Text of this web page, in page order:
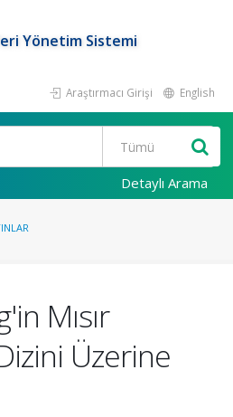
Yönetim Sistemi
Araştırmacı Girişi English
Detaylı Arama
Mısır
Üzerine